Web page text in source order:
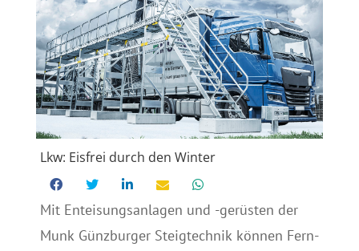
Lkw: Eisfrei durch den Winter
Mit Enteisungsanlagen und -gerüsten der
Munk Günzburger Steigtechnik können Fern-